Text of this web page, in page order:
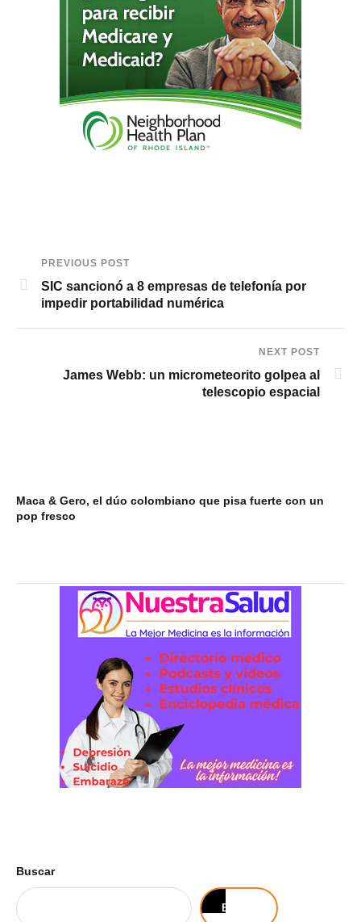
PREVIOUS POST
SIC sancionó a 8 empresas de telefonía por
impedir portabilidad numérica
NEXT POST
James Webb: un micrometeorito golpea al
telescopio espacial
Maca & Gero, el dúo colombiano que pisa fuerte con un
pop fresco
Buscar
Buscar